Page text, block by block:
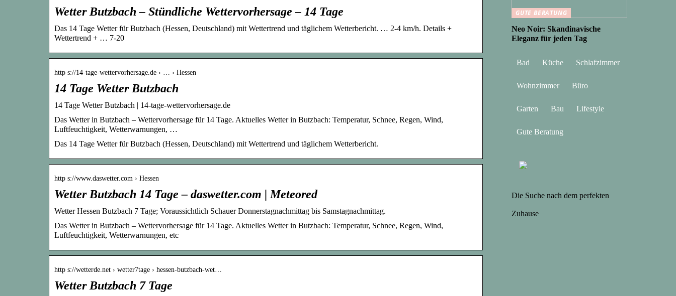
Wetter Butzbach – Stündliche Wettervorhersage – 14 Tage
Das 14 Tage Wetter für Butzbach (Hessen, Deutschland) mit Wettertrend und täglichem Wetterbericht. … 2-4 km/h. Details +
Wettertrend + … 7-20
http s://14-tage-wettervorhersage.de › … › Hessen
14 Tage Wetter Butzbach
14 Tage Wetter Butzbach | 14-tage-wettervorhersage.de
Das Wetter in Butzbach – Wettervorhersage für 14 Tage. Aktuelles Wetter in Butzbach: Temperatur, Schnee, Regen, Wind,
Luftfeuchtigkeit, Wetterwarnungen, …
Das 14 Tage Wetter für Butzbach (Hessen, Deutschland) mit Wettertrend und täglichem Wetterbericht.
http s://www.daswetter.com › Hessen
Wetter Butzbach 14 Tage – daswetter.com | Meteored
Wetter Hessen Butzbach 7 Tage; Voraussichtlich Schauer Donnerstagnachmittag bis Samstagnachmittag.
Das Wetter in Butzbach – Wettervorhersage für 14 Tage. Aktuelles Wetter in Butzbach: Temperatur, Schnee, Regen, Wind,
Luftfeuchtigkeit, Wetterwarnungen, etc
http s://wetterde.net › wetter7tage › hessen-butzbach-wet…
Wetter Butzbach 7 Tage
GUTE BERATUNG
Neo Noir: Skandinavische
Eleganz für jeden Tag
Bad Küche Schlafzimmer
Wohnzimmer Büro
Garten Bau Lifestyle
Gute Beratung
Die Suche nach dem perfekten
Zuhause